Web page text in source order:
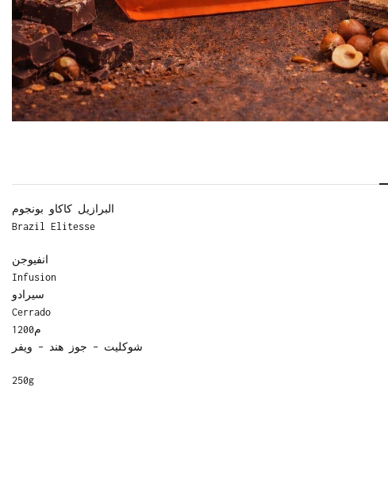
البرازيل كاكاو بونجوم
Brazil Elitesse
انفيوجن
Infusion
سيرادو
Cerrado
م1200
شوكليت – جوز هند – ويفر
250g